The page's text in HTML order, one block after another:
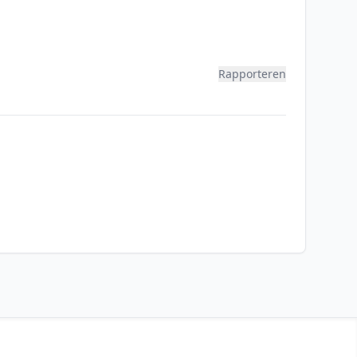
Rapporteren